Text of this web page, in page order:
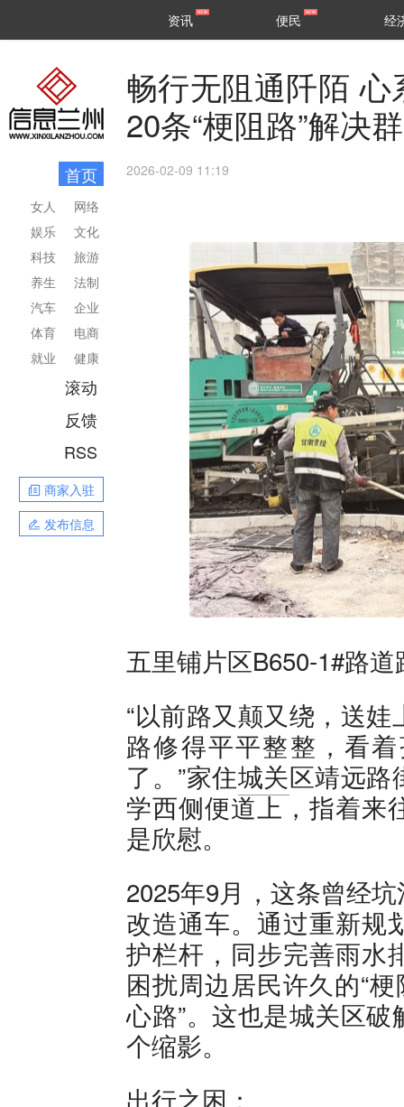
区县
资讯 便民 经
首页
网络
文化
旅游
法制
企业
电商
健康
女人
娱乐
科技
养生
汽车
体育
就业
滚动
反馈
RSS
商家入驻
发布信息
畅行无阻通阡陌
20条“梗阻路”解决
2026-02-09 11:19
五里铺片区B650-1#路
“以前路又颠又绕，送
路修得平平整整，看
了。”家住城关区靖远路
学西侧便道上，指着来
是欣慰。
2025年9月，这条曾经
改造通车。通过重新规
护栏杆，同步完善雨水
困扰周边居民许久的“
心路”。这也是城关区
个缩影。
出行之困：